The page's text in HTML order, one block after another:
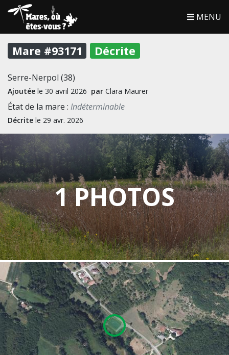
MENU
Mare #93171 Décrite
Serre-Nerpol (38)
Ajoutée le 30 avril 2026 par Clara Maurer
État de la mare : Indéterminable
Décrite le 29 avr. 2026
1 PHOTOS